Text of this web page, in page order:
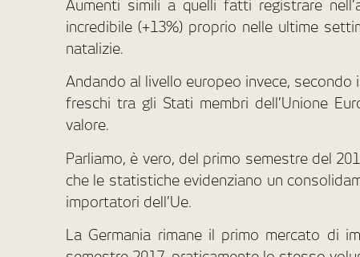
Aumenti simili a quelli fatti registrare
incredibile (+13%) proprio nelle ultime
natalizie.
Andando al livello europeo invece,
freschi tra gli Stati membri dell’Unione
valore.
Parliamo, è vero, del primo semestre del
che le statistiche evidenziano un
importatori dell’Ue.
La Germania rimane il primo mercato di